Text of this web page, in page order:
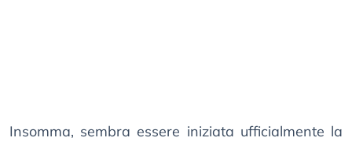
Insomma, sembra essere iniziata ufficialmente la